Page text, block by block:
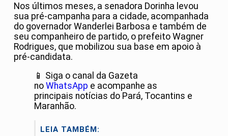
Nos últimos meses, a senadora Dorinha levou
sua pré-campanha para a cidade, acompanhada
do governador Wanderlei Barbosa e também de
seu companheiro de partido, o prefeito Wagner
Rodrigues, que mobilizou sua base em apoio à
pré-candidata.
📱 Siga o canal da Gazeta
no WhatsApp e acompanhe as
principais notícias do Pará, Tocantins e
Maranhão.
LEIA TAMBÉM: